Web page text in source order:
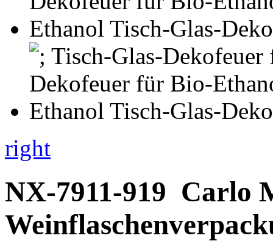
right
NX-7911-919 Carlo